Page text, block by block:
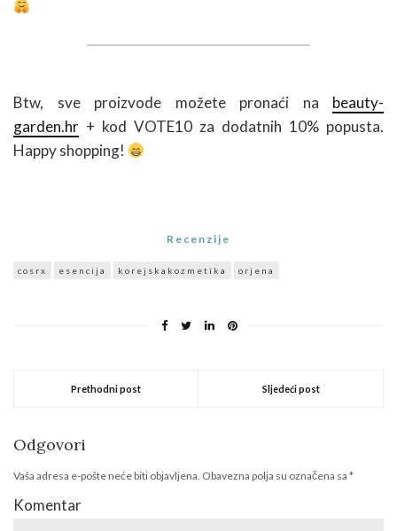
Btw, sve proizvode možete pronaći na beauty-
garden.hr + kod VOTE10 za dodatnih 10% popusta.
Happy shopping!
Recenzije
cosrx esencija korejskakozmetika orjena
Prethodni post Sljedeći post
Odgovori
Vaša adresa e-pošte neće biti objavljena. Obavezna polja su označena sa *
Komentar